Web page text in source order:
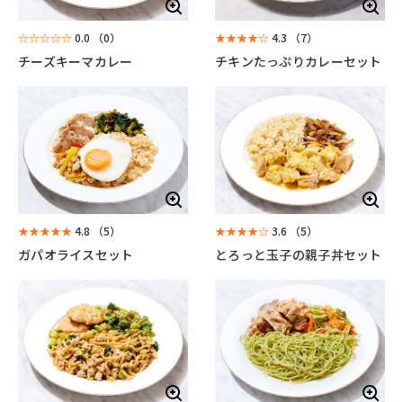
☆☆☆☆☆0.0 （0）
チーズキーマカレー
★★★★☆4.3 （7）
チキンたっぷりカレーセット
★★★★★4.8 （5）
ガパオライスセット
★★★★☆3.6 （5）
とろっと玉子の親子丼セット